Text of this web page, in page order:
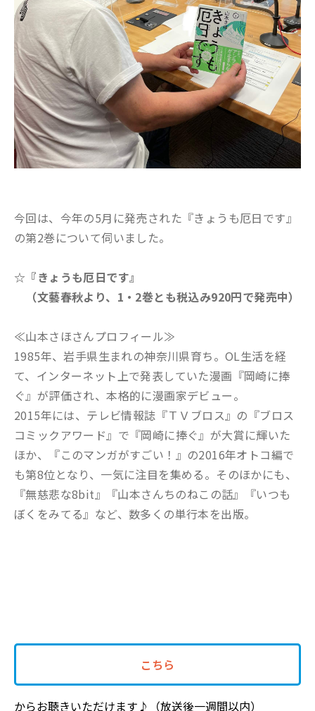
今回は、今年の5月に発売された『きょうも厄日です』
の第2巻について伺いました。
☆『きょうも厄日です』
（文藝春秋より、1・2巻とも税込み920円で発売中）
≪山本さほさんプロフィール≫
1985年、岩手県生まれの神奈川県育ち。OL生活を経
て、インターネット上で発表していた漫画『岡崎に捧
ぐ』が評価され、本格的に漫画家デビュー。
2015年には、テレビ情報誌『ＴＶブロス』の『ブロス
コミックアワード』で『岡崎に捧ぐ』が大賞に輝いた
ほか、『このマンガがすごい！』の2016年オトコ編で
も第8位となり、一気に注目を集める。そのほかにも、
『無慈悲な8bit』『山本さんちのねこの話』『いつも
ぼくをみてる』など、数多くの単行本を出版。
こちら
からお聴きいただけます♪（放送後一週間以内）